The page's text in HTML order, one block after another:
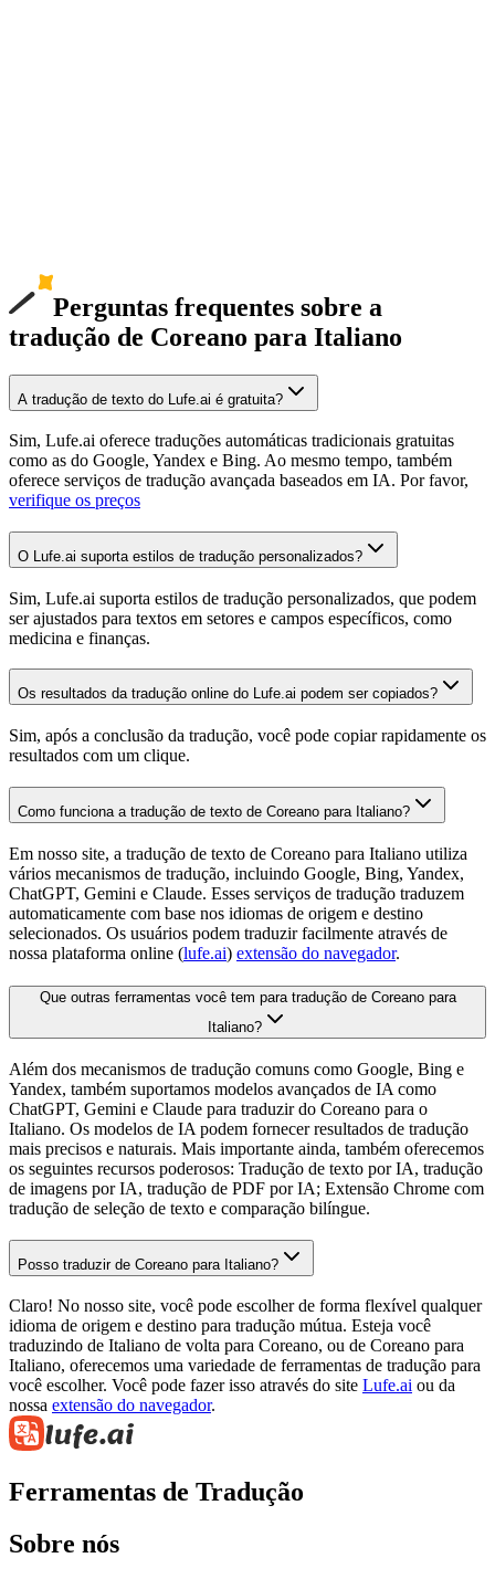
Perguntas frequentes sobre a
tradução de Coreano para Italiano
A tradução de texto do Lufe.ai é gratuita?
Sim, Lufe.ai oferece traduções automáticas tradicionais gratuitas
como as do Google, Yandex e Bing. Ao mesmo tempo, também
oferece serviços de tradução avançada baseados em IA. Por favor,
verifique os preços
O Lufe.ai suporta estilos de tradução personalizados?
Sim, Lufe.ai suporta estilos de tradução personalizados, que podem
ser ajustados para textos em setores e campos específicos, como
medicina e finanças.
Os resultados da tradução online do Lufe.ai podem ser copiados?
Sim, após a conclusão da tradução, você pode copiar rapidamente os
resultados com um clique.
Como funciona a tradução de texto de Coreano para Italiano?
Em nosso site, a tradução de texto de Coreano para Italiano utiliza
vários mecanismos de tradução, incluindo Google, Bing, Yandex,
ChatGPT, Gemini e Claude. Esses serviços de tradução traduzem
automaticamente com base nos idiomas de origem e destino
selecionados. Os usuários podem traduzir facilmente através de
nossa plataforma online (lufe.ai) extensão do navegador.
Que outras ferramentas você tem para tradução de Coreano para
Italiano?
Além dos mecanismos de tradução comuns como Google, Bing e
Yandex, também suportamos modelos avançados de IA como
ChatGPT, Gemini e Claude para traduzir do Coreano para o
Italiano. Os modelos de IA podem fornecer resultados de tradução
mais precisos e naturais. Mais importante ainda, também oferecemos
os seguintes recursos poderosos: Tradução de texto por IA, tradução
de imagens por IA, tradução de PDF por IA; Extensão Chrome com
tradução de seleção de texto e comparação bilíngue.
Posso traduzir de Coreano para Italiano?
Claro! No nosso site, você pode escolher de forma flexível qualquer
idioma de origem e destino para tradução mútua. Esteja você
traduzindo de Italiano de volta para Coreano, ou de Coreano para
Italiano, oferecemos uma variedade de ferramentas de tradução para
você escolher. Você pode fazer isso através do site Lufe.ai ou da
nossa extensão do navegador.
Ferramentas de Tradução
Sobre nós